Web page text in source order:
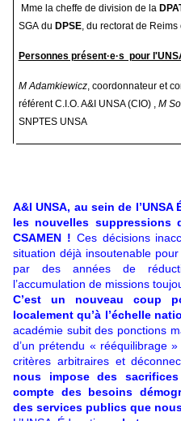
Mme la cheffe de division de la
SGA du DPSE, du rectorat de Reims
Personnes présent·e·s pour
M Adamkiewicz, coordonnateur et
référent C.I.O. A&I UNSA (CIO) , M
SNPTES UNSA
A&I UNSA, au sein de
les nouvelles suppressions
CSAMEN ! Ces décisions
situation déjà insoutenable
par des années de
l’accumulation de missions
C’est un nouveau coup
localement qu’à l’échelle
académie subit des ponctions
d’un prétendu « rééquilibrage
critères arbitraires et
nous impose des
compte des besoins
des services publics que